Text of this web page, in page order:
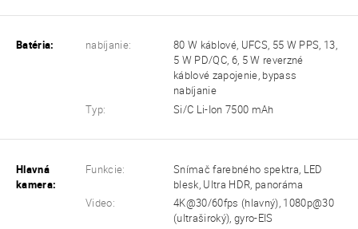
Batéria: nabíjanie:
80 W káblové, UFCS, 55 W PPS, 13,
5 W PD/QC, 6, 5 W reverzné
káblové zapojenie, bypass
nabíjanie
Typ:
Si/C Li-Ion 7500 mAh
Hlavná
kamera:
Funkcie:
Snímač farebného spektra, LED
blesk, Ultra HDR, panoráma
Video:
4K@30/60fps (hlavný), 1080p@30
(ultraširoký), gyro-EIS